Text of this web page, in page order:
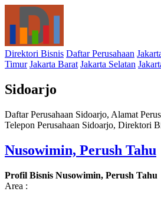
Direktori Bisnis Daftar Perusahaan
Timur Jakarta Barat Jakarta Selatan
Sidoarjo
Daftar Perusahaan Sidoarjo, Alamat
Telepon Perusahaan Sidoarjo, Direktori
Nusowimin, Perush Tahu
Profil Bisnis Nusowimin, Perush Tahu
Area :